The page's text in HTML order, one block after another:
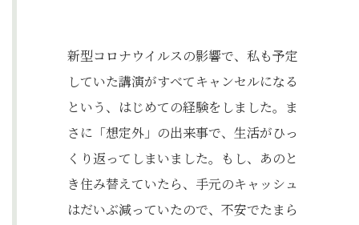
新型コロナウイルスの影響で、私も予定
していた講演がすべてキャンセルになる
という、はじめての経験をしました。ま
さに「想定外」の出来事で、生活がひっ
くり返ってしまいました。もし、あのと
き住み替えていたら、手元のキャッシュ
はだいぶ減っていたので、不安でたまら